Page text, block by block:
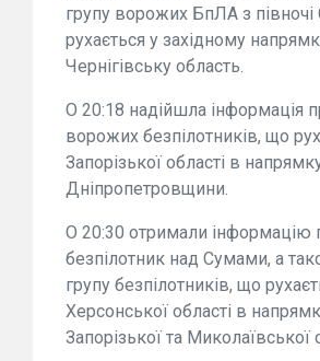
групу ворожих БпЛА з
рухається у західному
Чернігівську область.
О 20:18 надійшла інформація
ворожих безпілотників, що
Запорізької області в
Дніпропетровщини.
О 20:30 отримали інформацію
безпілотник над Сумами, а
групу безпілотників, що
Херсонської області в
Запорізької та Миколаївської